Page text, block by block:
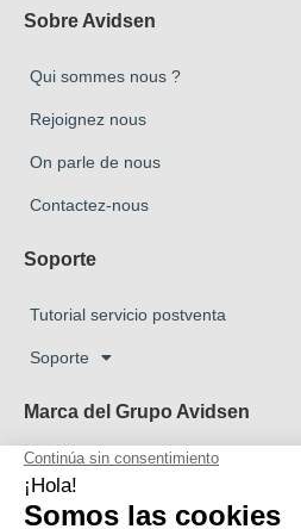
Sobre Avidsen
Qui sommes nous ?
Rejoignez nous
On parle de nous
Contactez-nous
Soporte
Tutorial servicio postventa
Soporte
Marca del Grupo Avidsen
Marca Avidsen
Marca Extel